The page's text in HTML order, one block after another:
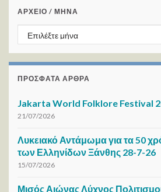
ΑΡΧΕΙΟ / ΜΗΝΑ
ΑΡΧΕΙΟ / ΜΗΝΑ
ΠΡΌΣΦΑΤΑ ΆΡΘΡΑ
Jakarta World Folklore Festival
21/07/2026
Λυκειακό Αντάμωμα για τα 50
των Ελληνίδων Ξάνθης 28-7-26
15/07/2026
Μισός Αιώνας Λύχνος